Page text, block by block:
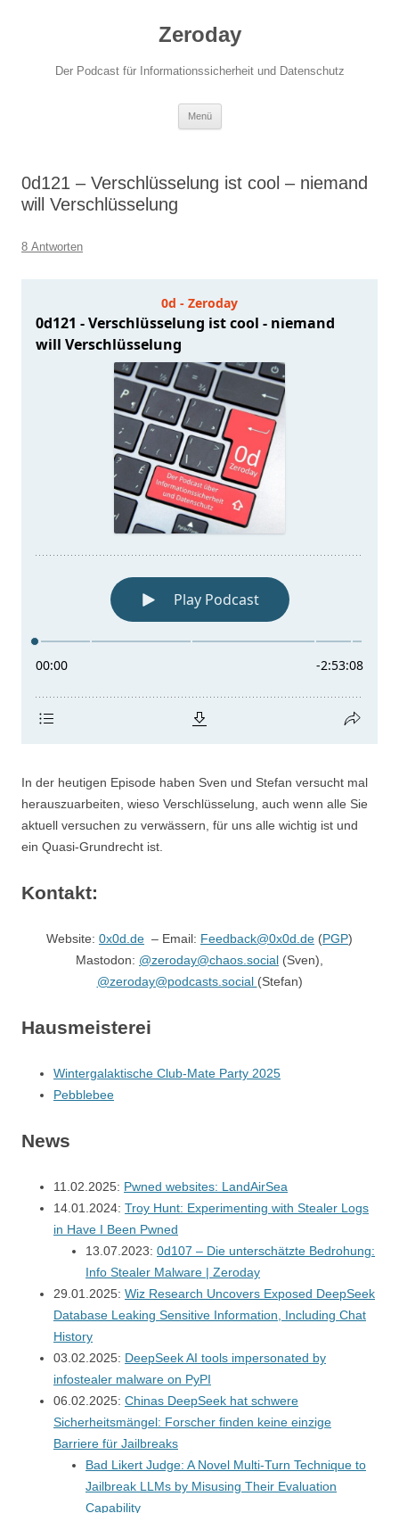
Zeroday
Der Podcast für Informationssicherheit und Datenschutz
Menü
0d121 – Verschlüsselung ist cool – niemand
will Verschlüsselung
8 Antworten
In der heutigen Episode haben Sven und Stefan versucht mal
herauszuarbeiten, wieso Verschlüsselung, auch wenn alle Sie
aktuell versuchen zu verwässern, für uns alle wichtig ist und
ein Quasi-Grundrecht ist.
Kontakt:
Website: 0x0d.de – Email: Feedback@0x0d.de (PGP)
Mastodon: @zeroday@chaos.social (Sven),
@zeroday@podcasts.social (Stefan)
Hausmeisterei
Wintergalaktische Club-Mate Party 2025
Pebblebee
News
11.02.2025: Pwned websites: LandAirSea
14.01.2024: Troy Hunt: Experimenting with Stealer Logs
in Have I Been Pwned
13.07.2023: 0d107 – Die unterschätzte Bedrohung:
Info Stealer Malware | Zeroday
29.01.2025: Wiz Research Uncovers Exposed DeepSeek
Database Leaking Sensitive Information, Including Chat
History
03.02.2025: DeepSeek AI tools impersonated by
infostealer malware on PyPI
06.02.2025: Chinas DeepSeek hat schwere
Sicherheitsmängel: Forscher finden keine einzige
Barriere für Jailbreaks
Bad Likert Judge: A Novel Multi-Turn Technique to
Jailbreak LLMs by Misusing Their Evaluation
Capability